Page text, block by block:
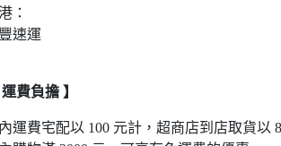
：
速運
運費負擔 】
運費宅配以 100 元計，超商店到店取貨以